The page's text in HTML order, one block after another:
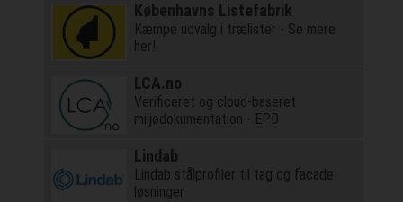
Københavns Listefabrik
Kæmpe udvalg i trælister - Se mere
her!
LCA.no
Verificeret og cloud-baseret
miljødokumentation - EPD
Lindab
Lindab stålprofiler til tag og facade
løsninger